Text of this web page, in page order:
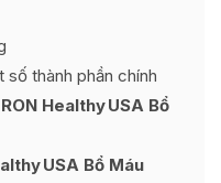
thành phần chính
Healthy USA Bổ
USA Bổ Máu